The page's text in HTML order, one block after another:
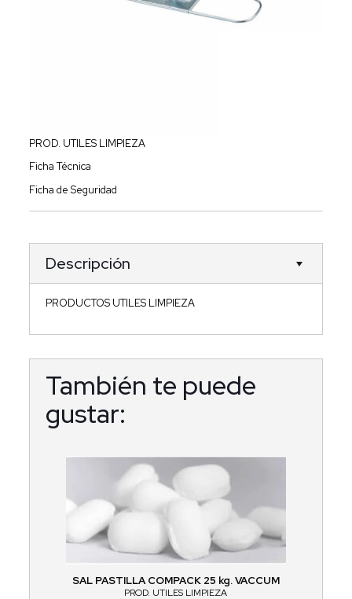
PROD. UTILES LIMPIEZA
Ficha Técnica
Ficha de Seguridad
Descripción
PRODUCTOS UTILES LIMPIEZA
También te puede
gustar:
SAL PASTILLA COMPACK 25 kg. VACCUM
PROD. UTILES LIMPIEZA